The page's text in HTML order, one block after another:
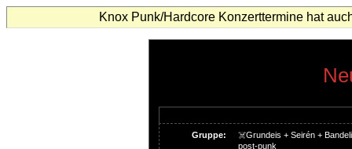
Knox Punk/Hardcore Konzerttermine hat
Gruppe:
☠️Grundeis + Seirén +
post-punk